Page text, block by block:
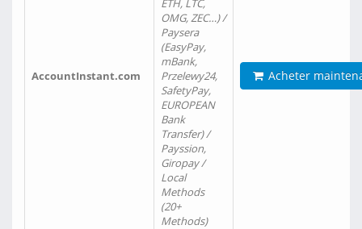
AccountInstant.com
ETH, LTC,
OMG, ZEC…) /
Paysera
(EasyPay,
mBank,
Przelewy24,
SafetyPay,
EUROPEAN
Bank
Transfer) /
Payssion,
Giropay /
Local
Methods
(20+
Methods)
Acheter